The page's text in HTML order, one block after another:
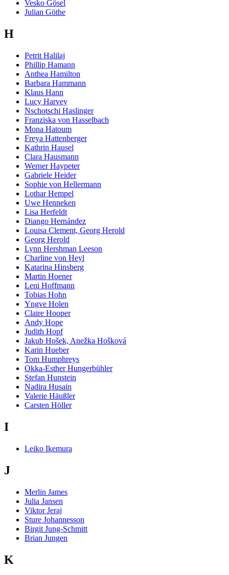
Vesko Gösel
Julian Göthe
H
Petrit Halilaj
Phillip Hamann
Anthea Hamilton
Barbara Hammann
Klaus Hann
Lucy Harvey
Nschotschi Haslinger
Franziska von Hasselbach
Mona Hatoum
Freya Hattenberger
Kathrin Hausel
Clara Hausmann
Werner Haypeter
Gabriele Heider
Sophie von Hellermann
Lothar Hempel
Uwe Henneken
Lisa Herfeldt
Diango Hernández
Louisa Clement, Georg Herold
Georg Herold
Lynn Hershman Leeson
Charline von Heyl
Katarina Hinsberg
Martin Hoener
Leni Hoffmann
Tobias Hohn
Yngve Holen
Claire Hooper
Andy Hope
Judith Hopf
Jakub Hošek, Anežka Hošková
Karin Hueber
Tom Humphreys
Okka-Esther Hungerbühler
Stefan Hunstein
Nadira Husain
Valerie Häußler
Carsten Höller
I
Leiko Ikemura
J
Merlin James
Julia Jansen
Viktor Jeraj
Sture Johannesson
Birgit Jung-Schmitt
Brian Jungen
K